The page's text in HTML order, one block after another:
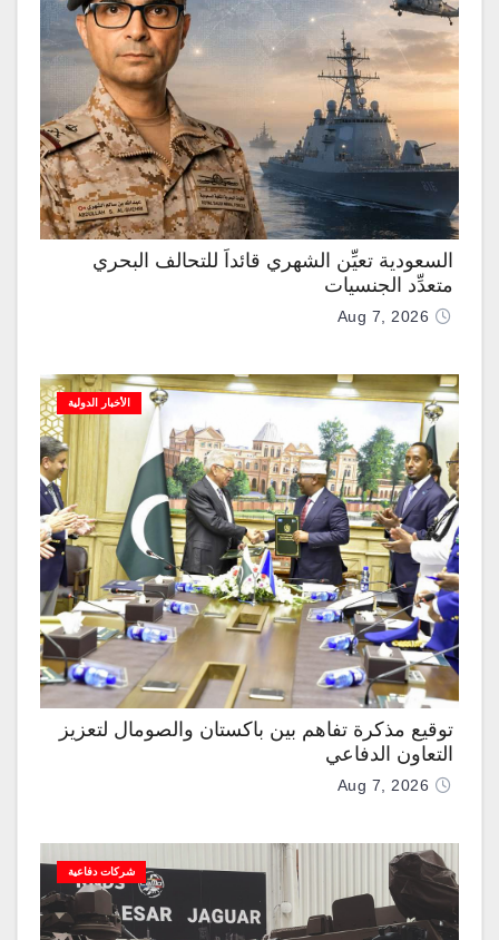
السعودية تعيِّن الشهري قائداً للتحالف البحري
متعدِّد الجنسيات
Aug 7, 2026
الأخبار الدولية
توقيع مذكرة تفاهم بين باكستان والصومال لتعزيز
التعاون الدفاعي
Aug 7, 2026
شركات دفاعية